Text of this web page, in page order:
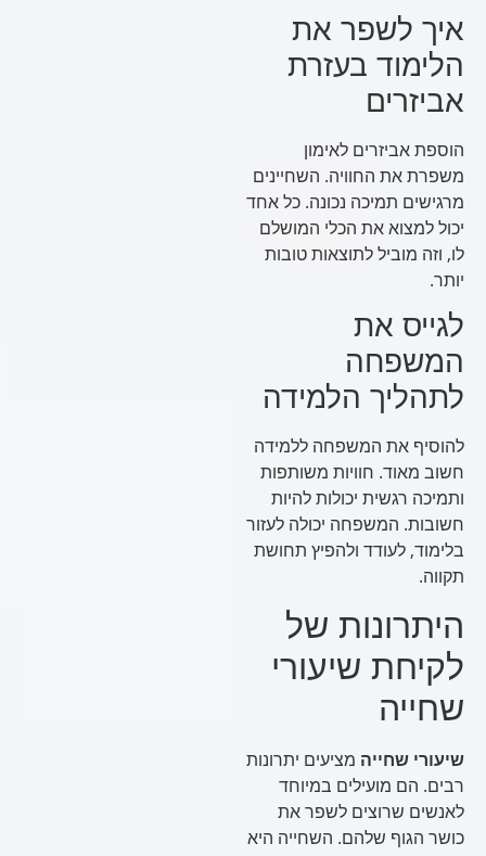
איך לשפר את
הלימוד בעזרת
אביזרים
הוספת אביזרים לאימון
משפרת את החוויה. השחיינים
מרגישים תמיכה נכונה. כל אחד
יכול למצוא את הכלי המושלם
לו, וזה מוביל לתוצאות טובות
יותר.
לגייס את
המשפחה
לתהליך הלמידה
להוסיף את המשפחה ללמידה
חשוב מאוד. חוויות משותפות
ותמיכה רגשית יכולות להיות
חשובות. המשפחה יכולה לעזור
בלימוד, לעודד ולהפיץ תחושת
תקווה.
היתרונות של
לקיחת שיעורי
שחייה
שיעורי שחייהמציעים יתרונות
רבים. הם מועילים במיוחד
לאנשים שרוצים לשפר את
כושר הגוף שלהם. השחייה היא